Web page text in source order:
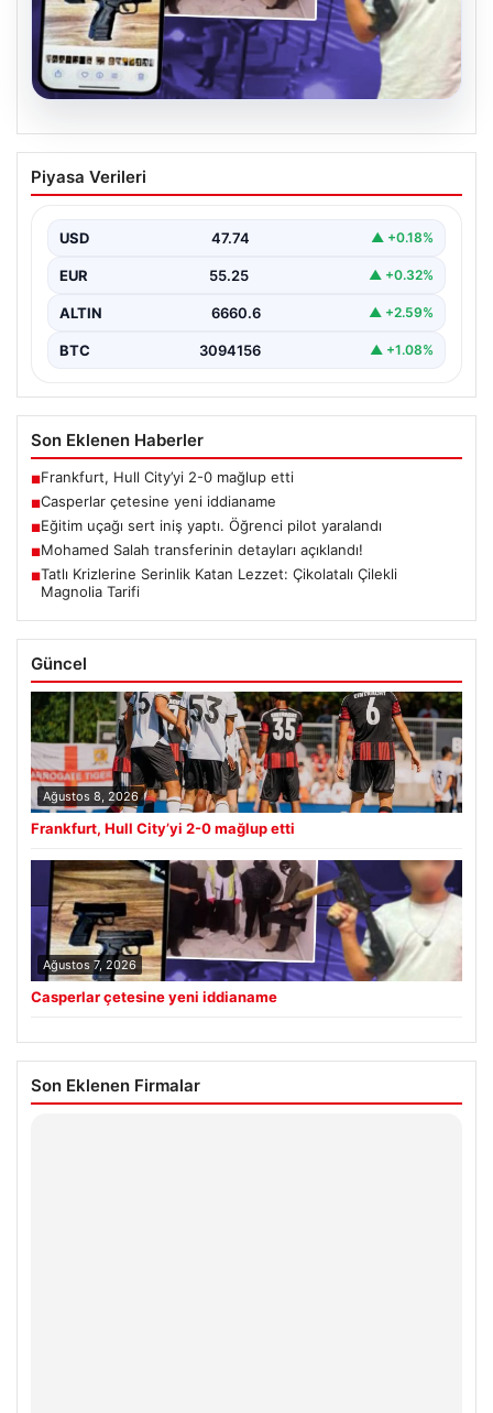
Casperlar çetesine yeni iddianame
Piyasa Verileri
USD 47.74 ▲ +0.18%
EUR 55.25 ▲ +0.32%
ALTIN 6660.6 ▲ +2.59%
BTC 3094156 ▲ +1.08%
Son Eklenen Haberler
■Frankfurt, Hull City’yi 2-0 mağlup etti
■Casperlar çetesine yeni iddianame
■Eğitim uçağı sert iniş yaptı. Öğrenci pilot yaralandı
■Mohamed Salah transferinin detayları açıklandı!
■Tatlı Krizlerine Serinlik Katan Lezzet: Çikolatalı Çilekli
Magnolia Tarifi
Güncel
Ağustos 8, 2026
Frankfurt, Hull City’yi 2-0 mağlup etti
Ağustos 7, 2026
Casperlar çetesine yeni iddianame
Son Eklenen Firmalar